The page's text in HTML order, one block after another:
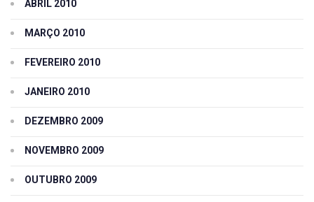
ABRIL 2010
MARÇO 2010
FEVEREIRO 2010
JANEIRO 2010
DEZEMBRO 2009
NOVEMBRO 2009
OUTUBRO 2009